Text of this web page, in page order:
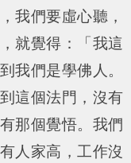
我們要虛心聽，
就覺得：「我這
我們是學佛人。
這個法門，沒有
那個覺悟。我們
人家高，工作沒